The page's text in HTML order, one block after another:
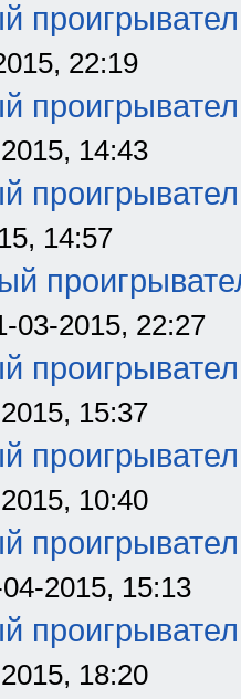
22:19
14:43
14:57
03-2015, 22:27
15:37
10:40
2015, 15:13
18:20